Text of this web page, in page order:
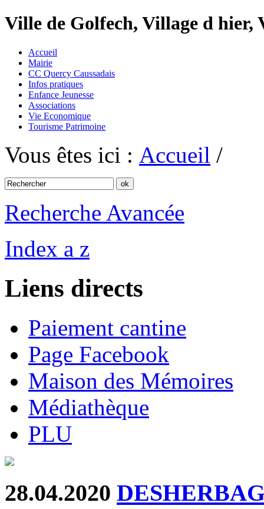
Ville de Golfech, Village d
Accueil
Mairie
CC Quercy Caussadais
Infos pratiques
Enfance Jeunesse
Associations
Vie Economique
Tourisme Patrimoine
Vous êtes ici : Accueil /
Recherche Avancée
Index a z
Liens directs
Paiement cantine
Page Facebook
Maison des Mémoires
Médiathèque
PLU
28.04.2020